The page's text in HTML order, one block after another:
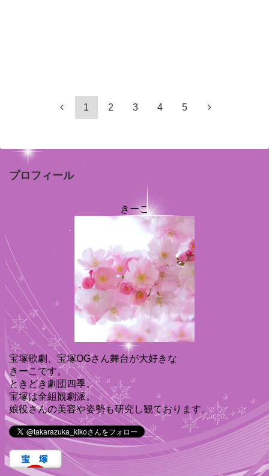
1 2 3 4 5
プロフィール
きーこ
宝塚歌劇、宝塚OGさん舞台が大好きな
きーこです。
ときどき劇団四季。
宝塚は全組観劇派。
娘役さんの美容や姿勢も研究し観ております。